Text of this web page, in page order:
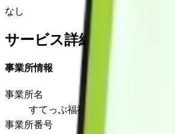
なし
サービス詳細
事業所情報
事業所名
すてっぷ福祉用具事業所
事業所番号